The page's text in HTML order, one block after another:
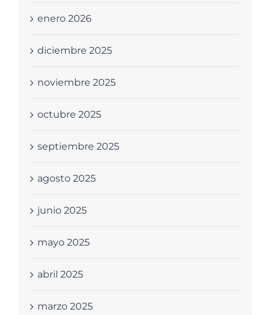
enero 2026
diciembre 2025
noviembre 2025
octubre 2025
septiembre 2025
agosto 2025
junio 2025
mayo 2025
abril 2025
marzo 2025